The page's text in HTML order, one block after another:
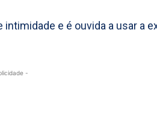
e é ouvida a usar a
-